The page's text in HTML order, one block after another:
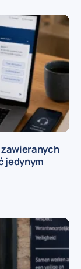
zawieranych
jedynym